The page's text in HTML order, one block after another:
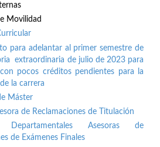
Movilidad
para adelantar al primer semestre de
extraordinaria de julio de 2023 para
pocos créditos pendientes para la
la carrera
Máster
de Reclamaciones de Titulación
Departamentales Asesoras de
de Exámenes Finales